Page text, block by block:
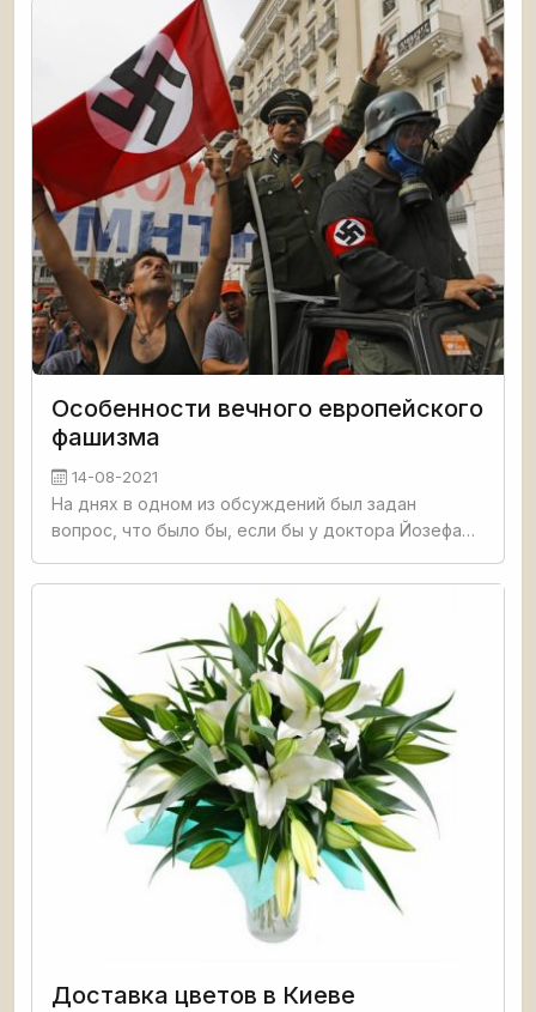
Особенности вечного европейского
фашизма
14-08-2021
На днях в одном из обсуждений был задан
вопрос, что было бы, если бы у доктора Йозефа
Доставка цветов в Киеве